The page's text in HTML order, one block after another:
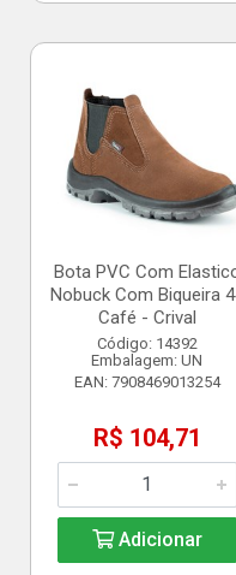
Bota PVC Com
Nobuck Com Biqueira
Café - Crival
Código: 14392
Embalagem: UN
EAN: 7908469013254
R$ 104,71
Adicionar